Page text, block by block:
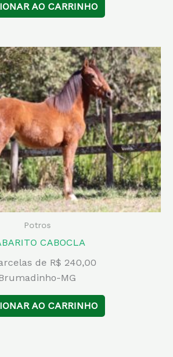
AO CARRINHO
Potros
CABOCLA
de R$ 240,00
MG
AO CARRINHO